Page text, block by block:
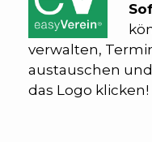
verwalten,
austauschen
das Logo klicken!